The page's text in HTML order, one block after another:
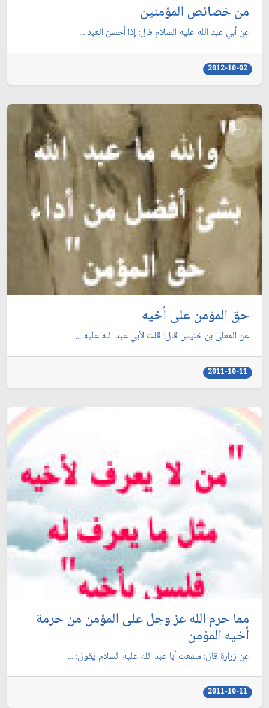
من خصائص المؤمنين
عن أبي عبد الله عليه السلام قال: إذا أحسن العبد ...
2012-10-02
حق المؤمن على أخيه
عن المعلى بن خنيس قال: قلت لأبي عبد الله عليه ...
2011-10-11
مما حرم الله عز وجل على المؤمن من حرمة
أخيه المؤمن
عن زرارة قال: سمعت أبا عبد الله عليه السلام يقول: ...
2011-10-11